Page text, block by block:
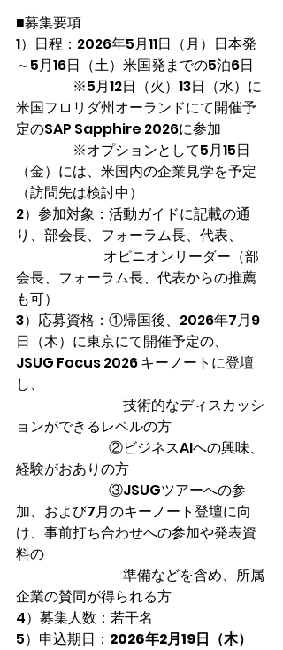
■募集要項
1）日程： 2026年5月11日（月）日本発
～5月16日（土）米国発までの5泊6日
※5月12日（火）13日（水）に
米国フロリダ州オーランドにて開催予
定のSAP Sapphire 2026に参加
※オプションと して5月15日
（金）には、米国内の企業見学を予定
（訪問先は検討中）
2）参加対象：活動ガイドに記載の通
り、部会長、フォーラム長、代表、
オピニオンリーダー（部
会長、フォーラム長、代表からの推薦
も可）
3）応募資格：①帰国後、2026年7月9
日（木）に東京にて開催予定の、
JSUG Focus 2026 キーノートに登壇
し、
技術的なディスカッシ
ョンができるレベルの方
②ビジネスAIへの興味、
経験がおありの方
③JSUGツアーへの参
加、および7月のキーノート登壇に向
け、事前打ち合わせへの参加や発表資
料の
準備などを含め、所属
企業の賛同が得られる方
4）募集人数：若干名
5）申込期日： 2026年2月19日（木）